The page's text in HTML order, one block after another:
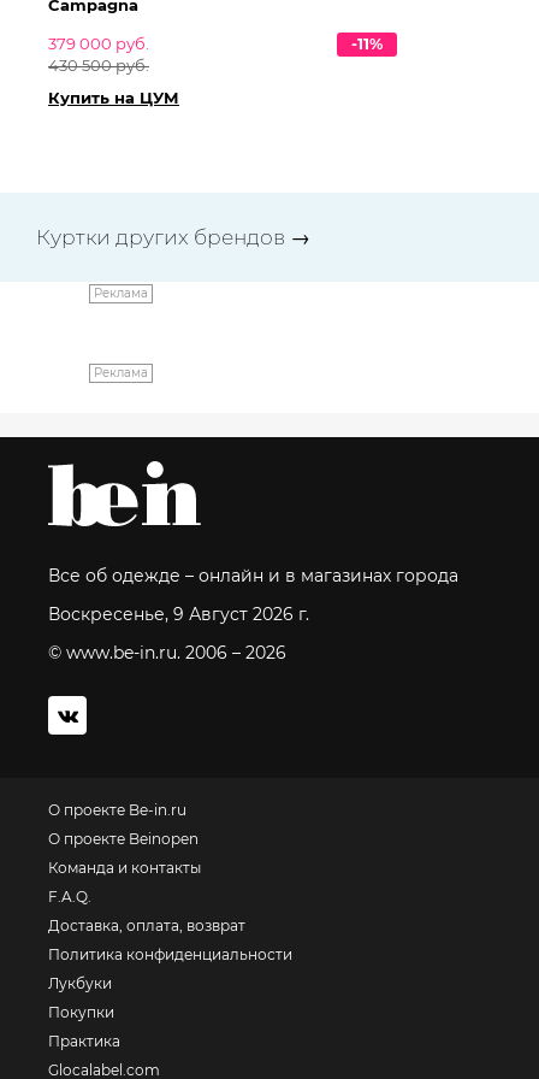
Campagna
379 000 руб.
430 500 руб.
-11%
Купить на ЦУМ
Куртки других брендов →
Реклама
Реклама
Все об одежде – онлайн и в магазинах города
Воскресенье, 9 Август 2026 г.
© www.be-in.ru. 2006 – 2026
О проекте Be-in.ru
О проекте Beinopen
Команда и контакты
F.A.Q.
Доставка, оплата, возврат
Политика конфиденциальности
Лукбуки
Покупки
Практика
Glocalabel.com